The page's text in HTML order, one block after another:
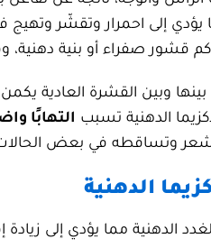
يؤدي إلى احمرار وتقشّر
قشور صفراء أو بنية
وبين القشرة العادية
الدهنية تسبب التهابًا
وتساقطه في بعض
الدهنية
الدهنية مما يؤدي إلى زيادة